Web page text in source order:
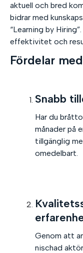
aktuell och bred
bidrar med
“Learning by
effektivitet och
Fördelar
Snabb
Har du
månader på
tillgänglig
omedelbart.
Genom att
nischad